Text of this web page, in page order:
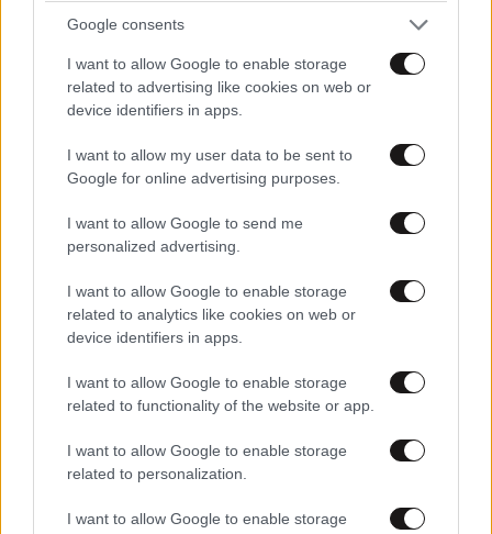
Google consents
I want to allow Google to enable storage
related to advertising like cookies on web or
device identifiers in apps.
I want to allow my user data to be sent to
Google for online advertising purposes.
I want to allow Google to send me
personalized advertising.
I want to allow Google to enable storage
related to analytics like cookies on web or
device identifiers in apps.
I want to allow Google to enable storage
related to functionality of the website or app.
I want to allow Google to enable storage
related to personalization.
I want to allow Google to enable storage
Κρίτων 13·07·2016 12:39
Εκεί αν κάποιος παραβεί έναν νόμο αμέσως απέλαση.
τους ταίζουμε τους ποτίζουμε (με ότι ζητάνε κιόλας),
και θέλουν και να επιβάλουν και τα δικά τους έθιμα.
Απαντήστε
υπαρχει θεος 13·07·2016 15:21